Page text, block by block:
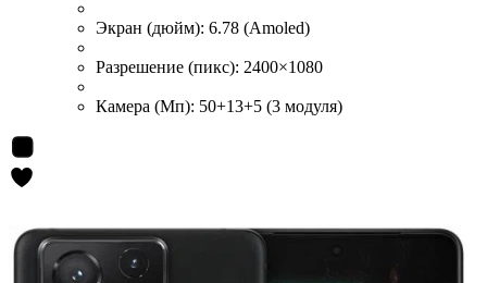
Экран (дюйм): 6.78 (Amoled)
Разрешение (пикс): 2400×1080
Камера (Мп): 50+13+5 (3 модуля)